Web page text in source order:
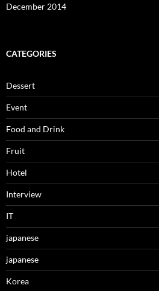
December 2014
CATEGORIES
Dessert
Event
Food and Drink
Fruit
Hotel
Interview
IT
japanese
japanese
Korea